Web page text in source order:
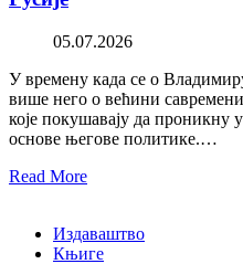
05.07.2026
У времену када се о
више него о већини
које покушавају да проникну
основе његове политике.…
Read More
Издаваштво
Књиге